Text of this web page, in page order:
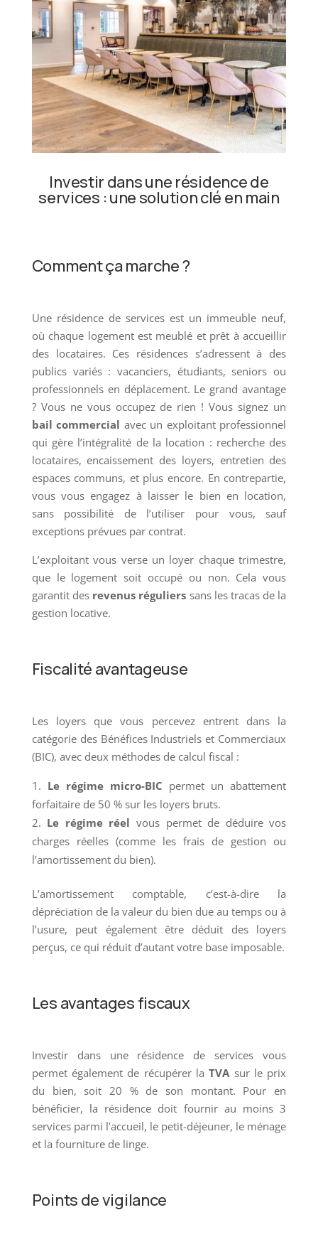
Investir dans une résidence de
services : une solution clé en main
Comment ça marche ?
Une résidence de services est un immeuble neuf,
où chaque logement est meublé et prêt à accueillir
des locataires. Ces résidences s’adressent à des
publics variés : vacanciers, étudiants, seniors ou
professionnels en déplacement. Le grand avantage
? Vous ne vous occupez de rien ! Vous signez un
bail commercial avec un exploitant professionnel
qui gère l’intégralité de la location : recherche des
locataires, encaissement des loyers, entretien des
espaces communs, et plus encore. En contrepartie,
vous vous engagez à laisser le bien en location,
sans possibilité de l’utiliser pour vous, sauf
exceptions prévues par contrat.
L’exploitant vous verse un loyer chaque trimestre,
que le logement soit occupé ou non. Cela vous
garantit des revenus réguliers sans les tracas de la
gestion locative.
Fiscalité avantageuse
Les loyers que vous percevez entrent dans la
catégorie des Bénéfices Industriels et Commerciaux
(BIC), avec deux méthodes de calcul fiscal :
Le régime micro-BIC permet un abattement
forfaitaire de 50 % sur les loyers bruts.
Le régime réel vous permet de déduire vos
charges réelles (comme les frais de gestion ou
l’amortissement du bien).
L’amortissement comptable, c’est-à-dire la
dépréciation de la valeur du bien due au temps ou à
l’usure, peut également être déduit des loyers
perçus, ce qui réduit d’autant votre base imposable.
Les avantages fiscaux
Investir dans une résidence de services vous
permet également de récupérer laTVAsur le prix
du bien, soit 20 % de son montant. Pour en
bénéficier, la résidence doit fournir au moins 3
services parmi l’accueil, le petit-déjeuner, le ménage
et la fourniture de linge.
Points de vigilance